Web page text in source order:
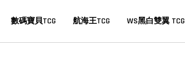
數碼寶貝TCG 航海王TCG WS黑白雙翼 TCG